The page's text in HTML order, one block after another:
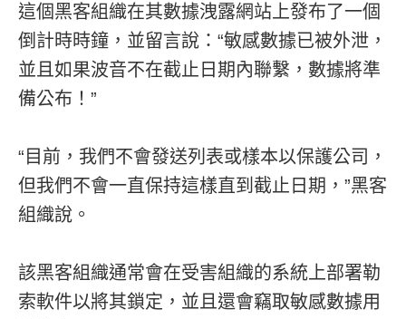
這個黑客組織在其數據洩露網站上發布了一個
倒計時時鐘，並留言說：“敏感數據已被外泄，
並且如果波音不在截止日期內聯繫，數據將準
備公布！”
“目前，我們不會發送列表或樣本以保護公司，
但我們不會一直保持這樣直到截止日期，”黑客
組織說。
該黑客組織通常會在受害組織的系統上部署勒
索軟件以將其鎖定，並且還會竊取敏感數據用